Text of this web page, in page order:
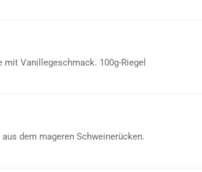
Vanillegeschmack. 100g-Riegel
dem mageren Schweinerücken.